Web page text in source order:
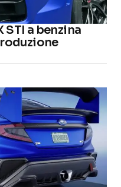
STI a benzina